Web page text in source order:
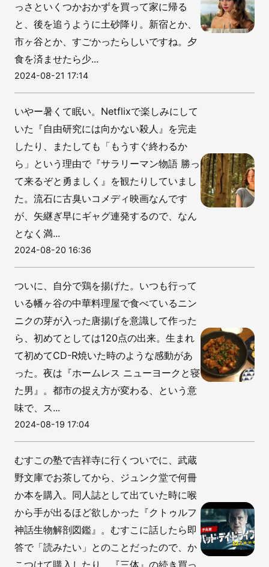
っさといくつかおかずを買って家に帰る
と、後を追うように土砂降り。新宿とか、
市ヶ谷とか、すごかったらしいですね。夕
食を済ませたら少...
2024-08-21 17:14
いやー暑くて眠い。Netflixで楽しみにして
いた『自由研究には向かない殺人』を完走
したり、またしても「もうすぐ終わるか
ら」という理由で『サラリーマン物語 勝っ
て来るぞと勇ましく』を観たりしていまし
た。流石に古臭いコメディ映画なんです
が、矢継ぎ早にギャグ連発するので、なん
となく満...
2024-08-20 16:36
ついに、自分で鶏を揚げた。いつも行って
いる幡ヶ谷の中華料理屋で食べているニン
ニクの芽が入った唐揚げを意識して作った
ら、初めてとしては120点の出来。生まれ
て初めてCD-R焼いた時のような感動があ
った。夜は『ホームレス ニューヨークと寝
た男』。都市の捉え方が変わる、という意
味で、ス...
2024-08-19 17:04
むすこの塾で吉祥寺に行くついでに、武蔵
野文庫でお茶してから、ジュンク堂で何冊
か本を購入。同人誌として出ていた時に喉
から手が出るほど欲しかった『クトゥルフ
神話生物解剖図鑑』。むすこに話したら即
答で「読みたい」とのことだったので、か
こつけて購入したり、『三体』の続き買っ